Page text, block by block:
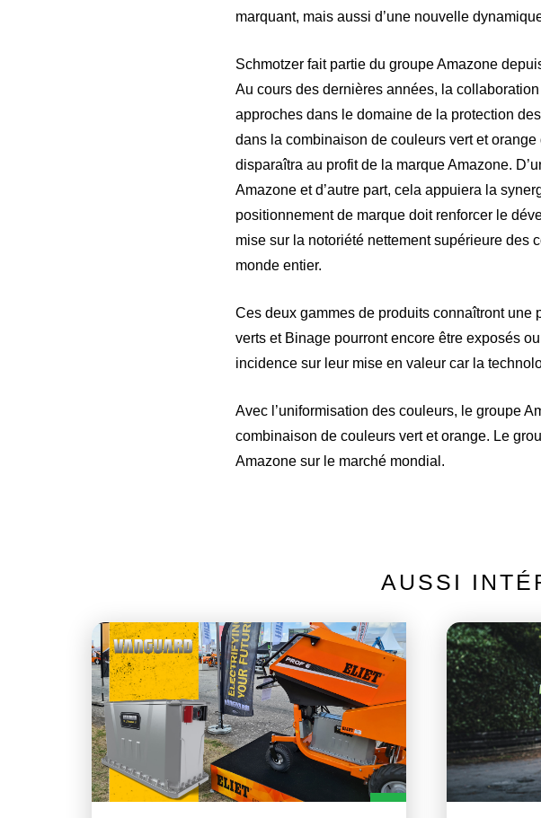
marquant, mais aussi d’une nouvelle
Schmotzer fait partie du groupe Amazone
Au cours des dernières années, la
approches dans le domaine de la protection
dans la combinaison de couleurs vert et
disparaîtra au profit de la marque Amazone.
Amazone et d’autre part, cela appuiera la
positionnement de marque doit renforcer le
mise sur la notoriété nettement supérieure des
monde entier.
Ces deux gammes de produits connaîtront
verts et Binage pourront encore être exposés
incidence sur leur mise en valeur car la
Avec l’uniformisation des couleurs, le groupe
combinaison de couleurs vert et orange. Le
Amazone sur le marché mondial.
AUSSI